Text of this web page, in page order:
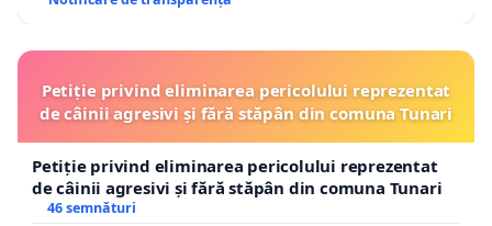
Petiție privind eliminarea pericolului reprezentat
de câinii agresivi și fără stăpân din comuna Tunari
Petiție privind eliminarea pericolului reprezentat
de câinii agresivi și fără stăpân din comuna Tunari
46 semnături